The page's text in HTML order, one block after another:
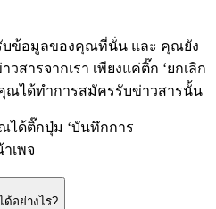
ข้อมูลของคุณที่นั่น และ คุณยัง
สารจากเรา เพียงแค่ติ๊ก ‘ยกเลิก
ณได้ทำการสมัครรับข่าวสารนั้น
ได้ติ๊กปุ่ม ‘บันทึกการ
เพจ
อย่างไร?